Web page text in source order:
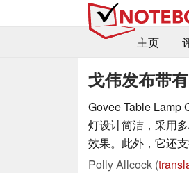
主页
戈伟发布带
Govee Table Lamp
灯设计简洁，采用
效果。此外，它还
Polly Allcock (